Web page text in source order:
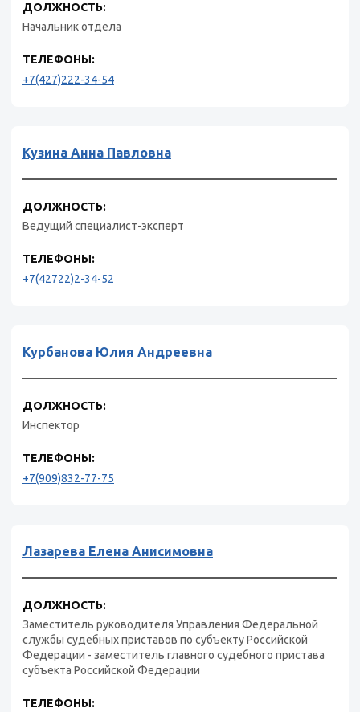
ДОЛЖНОСТЬ:
Начальник отдела
ТЕЛЕФОНЫ:
+7(427)222-34-54
Кузина Анна Павловна
ДОЛЖНОСТЬ:
Ведущий специалист-эксперт
ТЕЛЕФОНЫ:
+7(42722)2-34-52
Курбанова Юлия Андреевна
ДОЛЖНОСТЬ:
Инспектор
ТЕЛЕФОНЫ:
+7(909)832-77-75
Лазарева Елена Анисимовна
ДОЛЖНОСТЬ:
Заместитель руководителя Управления Федеральной
службы судебных приставов по субъекту Российской
Федерации - заместитель главного судебного пристава
субъекта Российской Федерации
ТЕЛЕФОНЫ: